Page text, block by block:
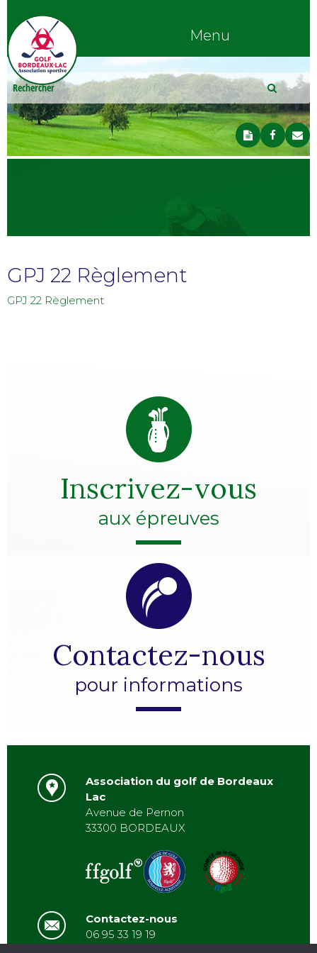
Menu
GPJ 22 Règlement
GPJ 22 Règlement
Inscrivez-vous
aux épreuves
Contactez-nous
pour informations
Association du golf de Bordeaux
Lac
Avenue de Pernon
33300 BORDEAUX
Contactez-nous
06 95 33 19 19